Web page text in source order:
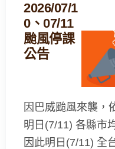
2026/07/1
0、07/11
颱風停課
公告
因巴威颱風來襲，
明日(7/11) 各縣市
因此明日(7/11) 全